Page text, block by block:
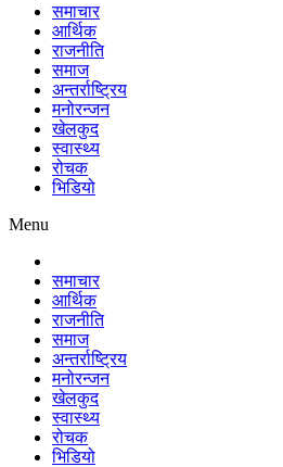
समाचार
आर्थिक
राजनीति
समाज
अन्तर्राष्ट्रिय
मनोरन्जन
खेलकुद
स्वास्थ्य
रोचक
भिडियो
Menu
समाचार
आर्थिक
राजनीति
समाज
अन्तर्राष्ट्रिय
मनोरन्जन
खेलकुद
स्वास्थ्य
रोचक
भिडियो